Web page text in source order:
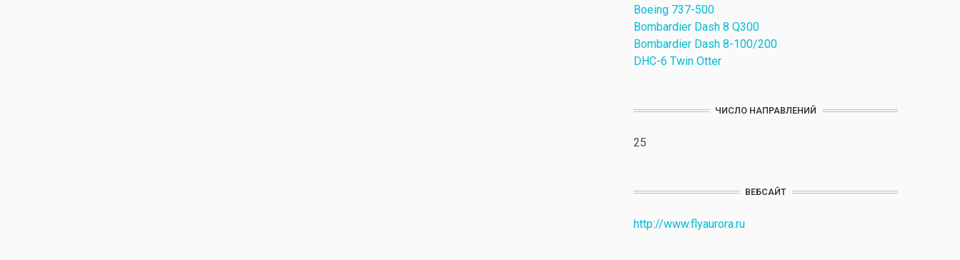
Boeing 737-500
Bombardier Dash 8 Q300
Bombardier Dash 8-100/200
DHC-6 Twin Otter
ЧИСЛО НАПРАВЛЕНИЙ
25
ВЕБСАЙТ
http://www.flyaurora.ru